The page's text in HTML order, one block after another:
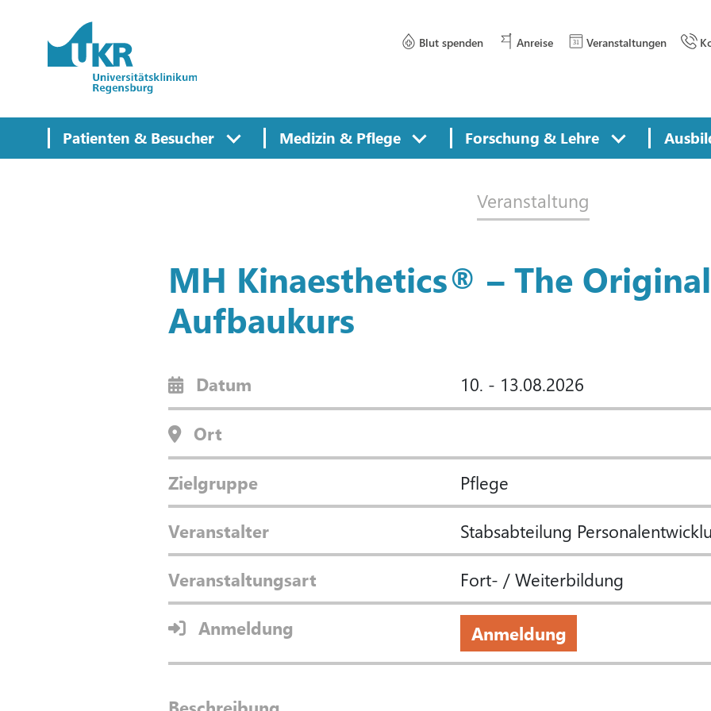
Springe zum Hauptinhalt Blut spenden Anreise Veranstaltungen
Patienten & Besucher Medizin & Pflege Forschung & Lehre
Veranstaltung
MH Kinaesthetics® – The
Aufbaukurs
Datum 10. - 13.08.2026
Ort
Zielgruppe Pflege
Veranstalter Stabsabteilung
Veranstaltungsart Fort- / Weiterbildung
Anmeldung Anmeldung